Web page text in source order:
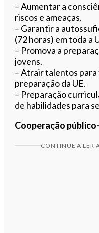
– Aumentar a
riscos e ameaças.
– Garantir a
(72 horas) em toda a
– Promova a
jovens.
– Atrair talentos
preparação da UE.
– Preparação
de habilidades para
Cooperação
CONTINUE A LER